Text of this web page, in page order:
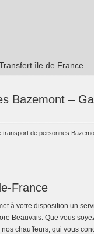
île de France
Bazemont –
transport de personnes
France
à votre disposition un
Beauvais. Que vous
chauffeurs, qui vous